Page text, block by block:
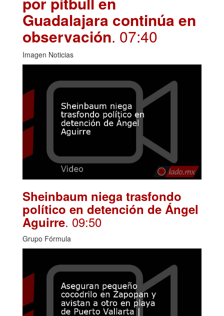
Guadalajara continúa en
observación. 07:40
Imagen Noticias
Sheinbaum niega trasfondo
político en detención de Ángel
Aguirre. 09:50
Grupo Fórmula